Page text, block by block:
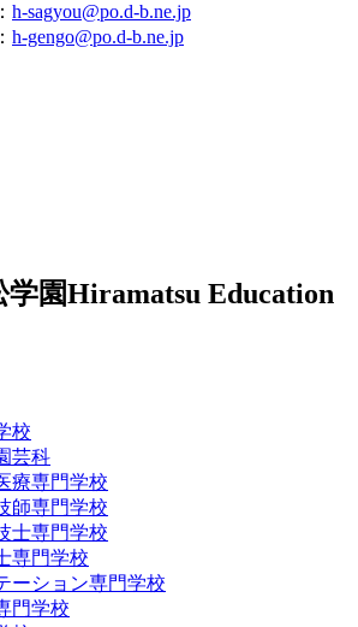
h-sagyou@po.d-b.ne.jp
h-gengo@po.d-b.ne.jp
学園Hiramatsu Education
校
芸科
療専門学校
師専門学校
士専門学校
専門学校
ーション専門学校
門学校